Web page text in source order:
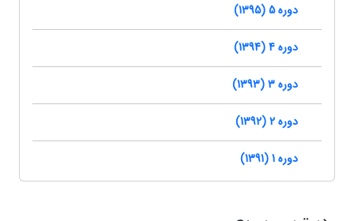
دوره 5 (1395)
دوره 4 (1394)
دوره 3 (1393)
دوره 2 (1392)
دوره 1 (1391)